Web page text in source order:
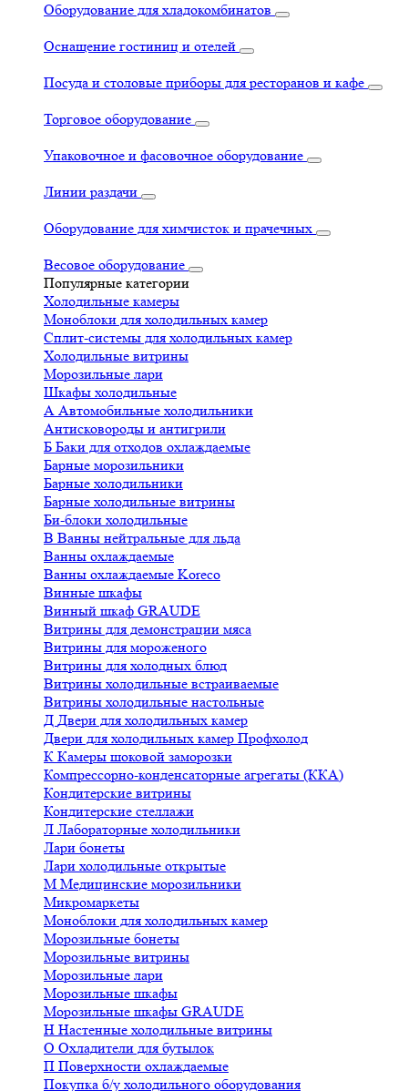
Оборудование для хладокомбинатов
Оснащение гостиниц и отелей
Посуда и столовые приборы для ресторанов и кафе
Торговое оборудование
Упаковочное и фасовочное оборудование
Линии раздачи
Оборудование для химчисток и прачечных
Весовое оборудование
Популярные категории
Холодильные камеры
Моноблоки для холодильных камер
Сплит-системы для холодильных камер
Холодильные витрины
Морозильные лари
Шкафы холодильные
А Автомобильные холодильники
Антисковороды и антигрили
Б Баки для отходов охлаждаемые
Барные морозильники
Барные холодильники
Барные холодильные витрины
Би-блоки холодильные
В Ванны нейтральные для льда
Ванны охлаждаемые
Ванны охлаждаемые Koreco
Винные шкафы
Винный шкаф GRAUDE
Витрины для демонстрации мяса
Витрины для мороженого
Витрины для холодных блюд
Витрины холодильные встраиваемые
Витрины холодильные настольные
Д Двери для холодильных камер
Двери для холодильных камер Профхолод
К Камеры шоковой заморозки
Компрессорно-конденсаторные агрегаты (ККА)
Кондитерские витрины
Кондитерские стеллажи
Л Лабораторные холодильники
Лари бонеты
Лари холодильные открытые
М Медицинские морозильники
Микромаркеты
Моноблоки для холодильных камер
Морозильные бонеты
Морозильные витрины
Морозильные лари
Морозильные шкафы
Морозильные шкафы GRAUDE
Н Настенные холодильные витрины
О Охладители для бутылок
П Поверхности охлаждаемые
Покупка б/у холодильного оборудования